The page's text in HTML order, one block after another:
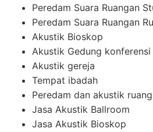
Peredam Suara Ruangan
Peredam Suara Ruangan
Akustik Bioskop
Akustik Gedung konferensi
Akustik gereja
Tempat ibadah
Peredam dan akustik
Jasa Akustik Ballroom
Jasa Akustik Bioskop